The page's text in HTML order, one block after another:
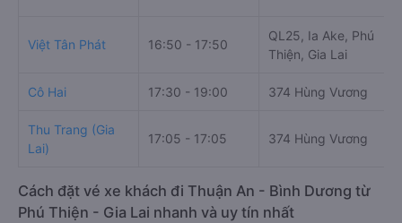
Việt Tân Phát 16:50 - 17:50
QL25, Ia Ake, Phú
Thiện, Gia Lai
Cô Hai 17:30 - 19:00 374 Hùng Vương
Thu Trang (Gia
Lai)
17:05 - 17:05 374 Hùng Vương
Cách đặt vé xe khách đi Thuận An - Bình Dương từ
Phú Thiện - Gia Lai nhanh và uy tín nhất